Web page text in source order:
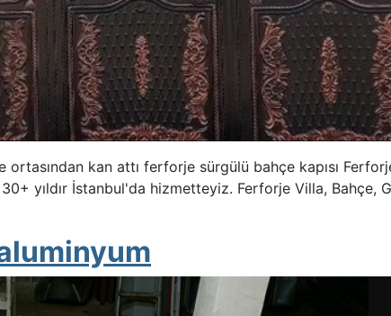
kan attı ferforje sürgülü bahçe kapısı
yıldır İstanbul'da hizmetteyiz. Ferforje Villa, Bahçe,